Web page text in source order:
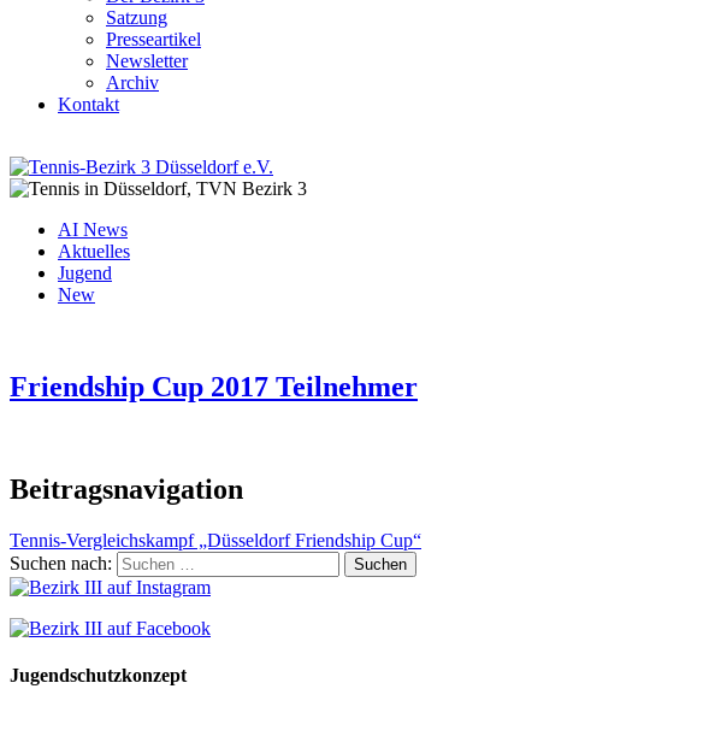
Satzung
Presseartikel
Newsletter
Archiv
Kontakt
AI News
Aktuelles
Jugend
New
Friendship Cup 2017 Teilnehmer
Beitragsnavigation
Tennis-Vergleichskampf „Düsseldorf Friendship Cup“
Suchen nach:
Jugendschutzkonzept